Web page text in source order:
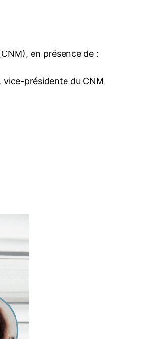
en présence de :
vice-présidente du CNM